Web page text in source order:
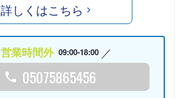
詳しくはこちら
営業時間外 09:00-18:00
05075865456